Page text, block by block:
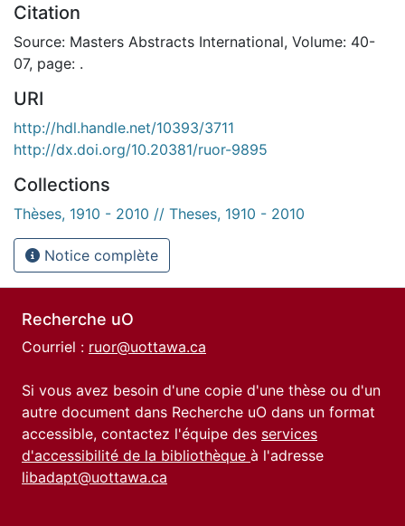
Citation
Source: Masters Abstracts International, Volume: 40-
07, page: .
URI
http://hdl.handle.net/10393/3711
http://dx.doi.org/10.20381/ruor-9895
Collections
Thèses, 1910 - 2010 // Theses, 1910 - 2010
Notice complète
Recherche uO
Courriel : ruor@uottawa.ca
Si vous avez besoin d'une copie d'une thèse ou d'un
autre document dans Recherche uO dans un format
accessible, contactez l'équipe des services
d'accessibilité de la bibliothèque à l'adresse
libadapt@uottawa.ca